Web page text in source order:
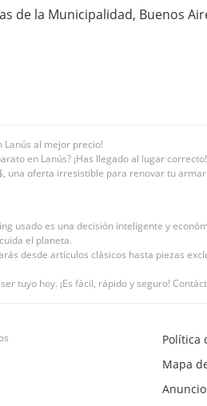
de la Municipalidad, Buenos
Lanús al mejor precio!
en Lanús? ¡Has llegado al lugar
una oferta irresistible para renovar tu
usado es una decisión inteligente y
el planeta.
desde artículos clásicos hasta piezas
tuyo hoy. ¡Es fácil, rápido y seguro!
Política
Mapa